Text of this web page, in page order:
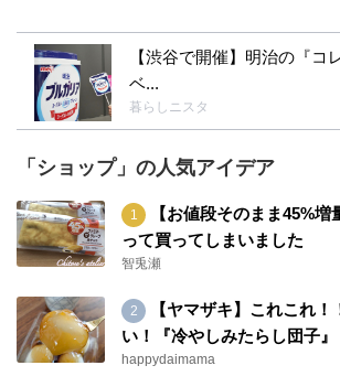
【渋谷で開催】明治の『コ
ベ...
暮らしニスタ
「ショップ」の人気アイデア
【お値段そのまま45%増
って買ってしまいました
智兎瀬
【ヤマザキ】これこれ！
い！『冷やしみたらし団子』
happydaimama